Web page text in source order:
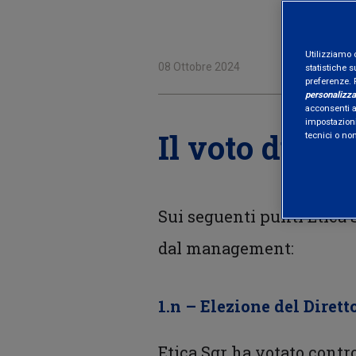
08 Ottobre 2024
Il voto di
Sui seguenti punti Etica
dal management:
1.n – Elezione del
Utilizziamo
statistiche
preferenze.
personalizza
acconsenti
tecnici o